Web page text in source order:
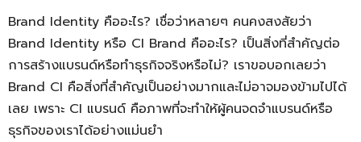
Brand Identity คืออะไร? เชื่อว่าหลายๆ คนคงสงสัยว่า
Brand Identity หรือ CI Brand คืออะไร? เป็นสิ่งที่สำคัญต่อ
การสร้างแบรนด์หรือทำธุรกิจจริงหรือไม่? เราขอบอกเลยว่า
Brand CI คือสิ่งที่สำคัญเป็นอย่างมากและไม่อาจมองข้ามไปได้
เลย เพราะ CI แบรนด์ คือภาพที่จะทำให้ผู้คนจดจำแบรนด์หรือ
ธุรกิจของเราได้อย่างแม่นยำ